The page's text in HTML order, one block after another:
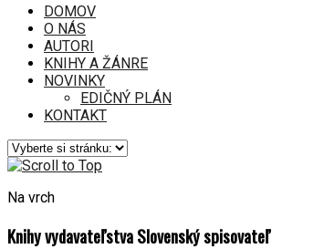
DOMOV
O NÁS
AUTORI
KNIHY A ŽÁNRE
NOVINKY
EDIČNÝ PLÁN
KONTAKT
Na vrch
Knihy vydavateľstva Slovenský spisovateľ